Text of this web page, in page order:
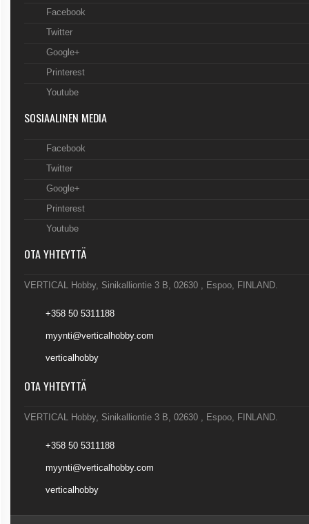
Facebook
Twitter
Google+
Printerest
Youtube
SOSIAALINEN MEDIA
Facebook
Twitter
Google+
Printerest
Youtube
OTA YHTEYTTÄ
VERTICAL Hobby, Sinikalliontie 3 B, 02630 , Espoo, FINLAND.
+358 50 5311188
myynti@verticalhobby.com
verticalhobby
OTA YHTEYTTÄ
VERTICAL Hobby, Sinikalliontie 3 B, 02630 , Espoo, FINLAND.
+358 50 5311188
myynti@verticalhobby.com
verticalhobby